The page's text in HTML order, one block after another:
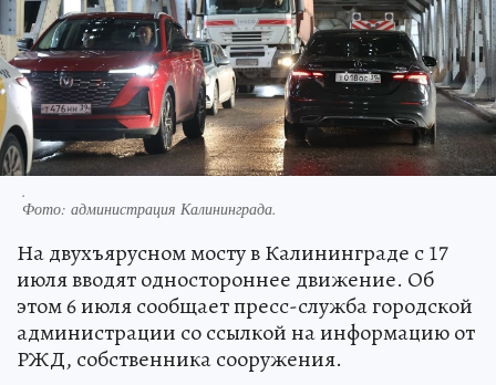
.
Фото: администрация Калининграда.
На двухъярусном мосту в Калининграде с 17
июля вводят одностороннее движение. Об
этом 6 июля сообщает пресс-служба городской
администрации со ссылкой на информацию от
РЖД, собственника сооружения.